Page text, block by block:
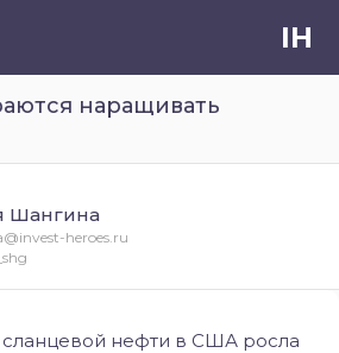
IH
наращивать
нефти в США росла
Шангина
heroes.ru